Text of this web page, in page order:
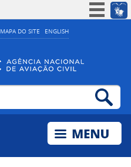
MAPA DO SITE ENGLISH
Simplifique!
Acesso à informação
Legislação